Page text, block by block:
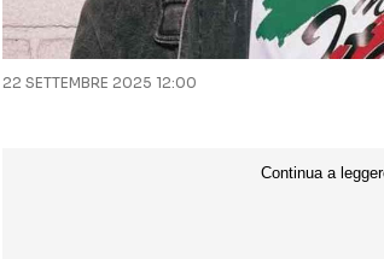
22 SETTEMBRE 2025 12:00